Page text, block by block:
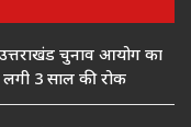
चुनाव आयोग का
3 साल की रोक